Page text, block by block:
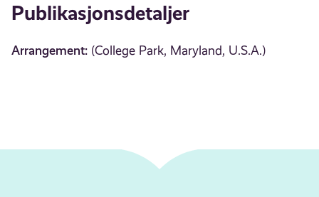
Publikasjonsdetaljer
Arrangement: (College Park, Maryland, U.S.A.)